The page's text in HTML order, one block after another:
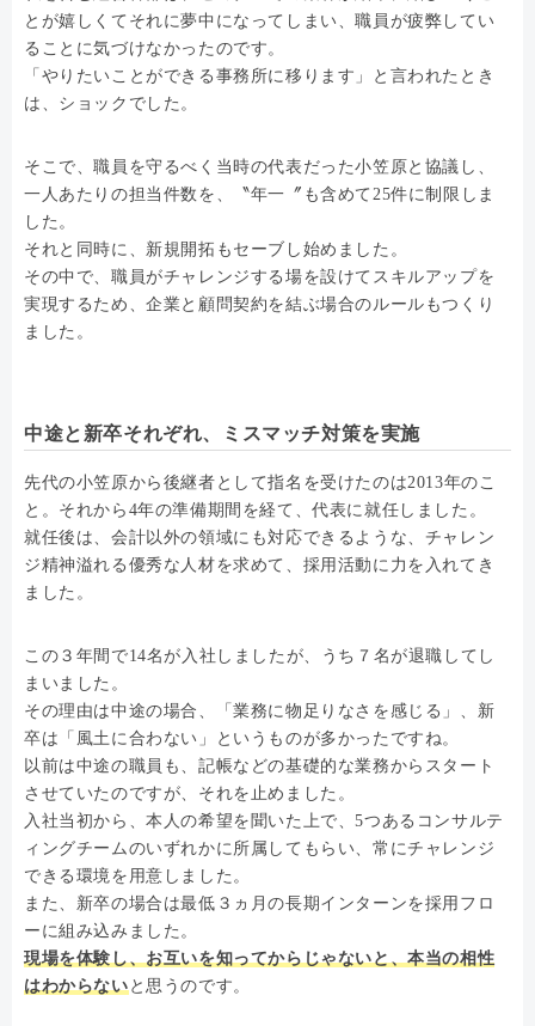
とが嬉しくてそれに夢中になってしまい、職員が疲弊してい
ることに気づけなかったのです。
「やりたいことができる事務所に移ります」と言われたとき
は、ショックでした。
そこで、職員を守るべく当時の代表だった小笠原と協議し、
一人あたりの担当件数を、〝年一〞も含めて25件に制限しま
した。
それと同時に、新規開拓もセーブし始めました。
その中で、職員がチャレンジする場を設けてスキルアップを
実現するため、企業と顧問契約を結ぶ場合のルールもつくり
ました。
中途と新卒それぞれ、ミスマッチ対策を実施
先代の小笠原から後継者として指名を受けたのは2013年のこ
と。それから4年の準備期間を経て、代表に就任しました。
就任後は、会計以外の領域にも対応できるような、チャレン
ジ精神溢れる優秀な人材を求めて、採用活動に力を入れてき
ました。
この３年間で14名が入社しましたが、うち７名が退職してし
まいました。
その理由は中途の場合、「業務に物足りなさを感じる」、新
卒は「風土に合わない」というものが多かったですね。
以前は中途の職員も、記帳などの基礎的な業務からスタート
させていたのですが、それを止めました。
入社当初から、本人の希望を聞いた上で、5つあるコンサルテ
ィングチームのいずれかに所属してもらい、常にチャレンジ
できる環境を用意しました。
また、新卒の場合は最低３ヵ月の長期インターンを採用フロ
ーに組み込みました。
現場を体験し、お互いを知ってからじゃないと、本当の相性
はわからないと思うのです。